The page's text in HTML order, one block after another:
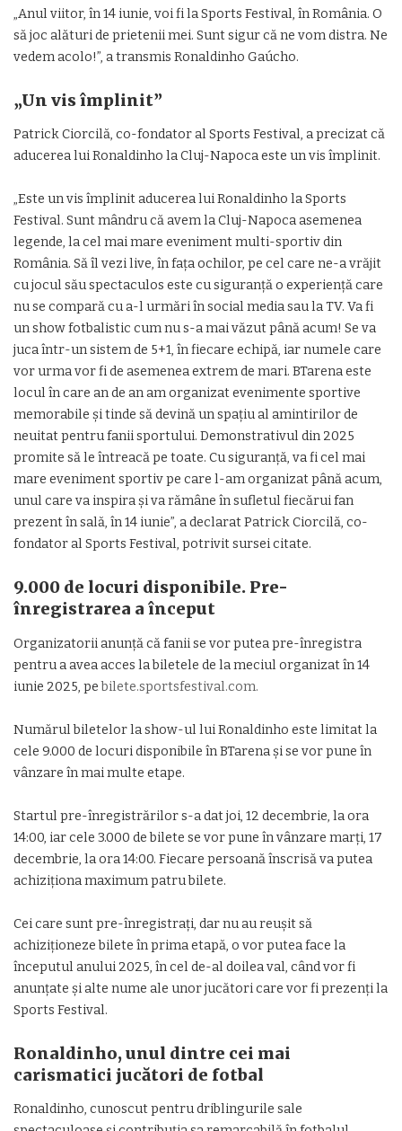
„Anul viitor, în 14 iunie, voi fi la Sports Festival, în România. O
să joc alături de prietenii mei. Sunt sigur că ne vom distra. Ne
vedem acolo!”, a transmis Ronaldinho Gaúcho.
„Un vis împlinit”
Patrick Ciorcilă, co-fondator al Sports Festival, a precizat că
aducerea lui Ronaldinho la Cluj-Napoca este un vis împlinit.
„Este un vis împlinit aducerea lui Ronaldinho la Sports
Festival. Sunt mândru că avem la Cluj-Napoca asemenea
legende, la cel mai mare eveniment multi-sportiv din
România. Să îl vezi live, în faţa ochilor, pe cel care ne-a vrăjit
cu jocul său spectaculos este cu siguranţă o experienţă care
nu se compară cu a-l urmări în social media sau la TV. Va fi
un show fotbalistic cum nu s-a mai văzut până acum! Se va
juca într-un sistem de 5+1, în fiecare echipă, iar numele care
vor urma vor fi de asemenea extrem de mari. BTarena este
locul în care an de an am organizat evenimente sportive
memorabile şi tinde să devină un spaţiu al amintirilor de
neuitat pentru fanii sportului. Demonstrativul din 2025
promite să le întreacă pe toate. Cu siguranţă, va fi cel mai
mare eveniment sportiv pe care l-am organizat până acum,
unul care va inspira şi va rămâne în sufletul fiecărui fan
prezent în sală, în 14 iunie”, a declarat Patrick Ciorcilă, co-
fondator al Sports Festival, potrivit sursei citate.
9.000 de locuri disponibile. Pre-
înregistrarea a început
Organizatorii anunţă că fanii se vor putea pre-înregistra
pentru a avea acces la biletele de la meciul organizat în 14
iunie 2025, pebilete.sportsfestival.com.
Numărul biletelor la show-ul lui Ronaldinho este limitat la
cele 9.000 de locuri disponibile în BTarena şi se vor pune în
vânzare în mai multe etape.
Startul pre-înregistrărilor s-a dat joi, 12 decembrie, la ora
14:00, iar cele 3.000 de bilete se vor pune în vânzare marţi, 17
decembrie, la ora 14:00. Fiecare persoană înscrisă va putea
achiziţiona maximum patru bilete.
Cei care sunt pre-înregistraţi, dar nu au reuşit să
achiziţioneze bilete în prima etapă, o vor putea face la
începutul anului 2025, în cel de-al doilea val, când vor fi
anunţate şi alte nume ale unor jucători care vor fi prezenţi la
Sports Festival.
Ronaldinho, unul dintre cei mai
carismatici jucători de fotbal
Ronaldinho, cunoscut pentru driblingurile sale